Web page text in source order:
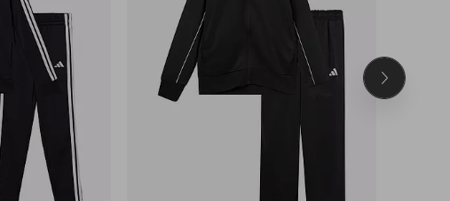
Seuraava